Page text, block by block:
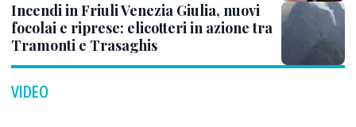
Incendi in Friuli Venezia Giulia, nuovi
focolai e riprese: elicotteri in azione tra
Tramonti e Trasaghis
VIDEO